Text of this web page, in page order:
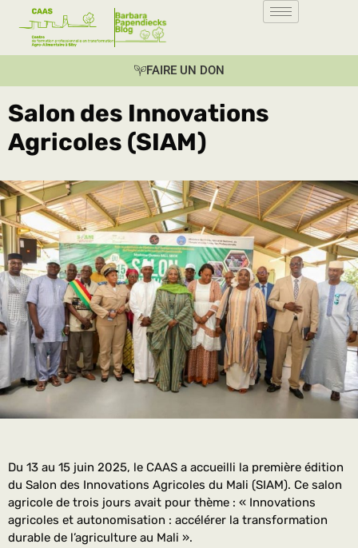
FAIRE UN DON
Salon des Innovations
Agricoles (SIAM)
Du 13 au 15 juin 2025, le CAAS a accueilli la première édition
du Salon des Innovations Agricoles du Mali (SIAM). Ce salon
agricole de trois jours avait pour thème : « Innovations
agricoles et autonomisation : accélérer la transformation
durable de l’agriculture au Mali ».